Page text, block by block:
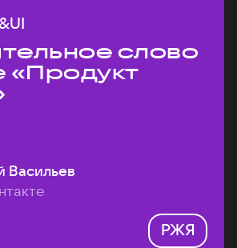
слово
«Продукт
Васильев
РЖЯ